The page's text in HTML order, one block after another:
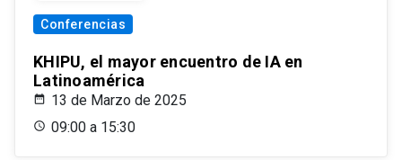
Conferencias
KHIPU, el mayor encuentro de IA en
Latinoamérica
13 de Marzo de 2025
09:00 a 15:30